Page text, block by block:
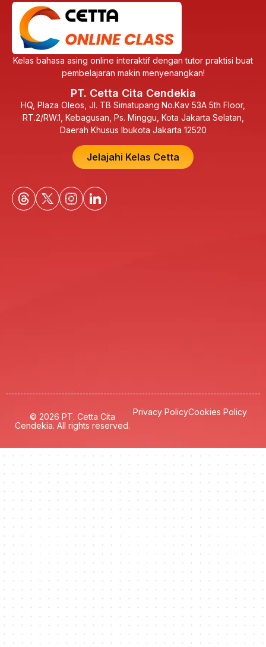
Kelas bahasa asing online interaktif dengan tutor praktisi buat
pembelajaran makin menyenangkan!
PT. Cetta Cita Cendekia
HQ, Plaza Oleos, Jl. TB Simatupang No.Kav 53A 5th Floor,
RT.2/RW.1, Kebagusan, Ps. Minggu, Kota Jakarta Selatan,
Daerah Khusus Ibukota Jakarta 12520
Jelajahi Kelas Cetta
© 2026 PT. Cetta Cita
Cendekia. All rights reserved.
Privacy PolicyCookies Policy